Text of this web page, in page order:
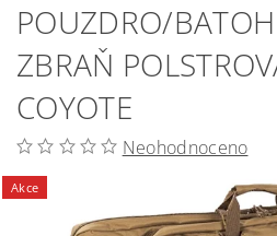
POUZDRO/
ZBRAŇ
COYOTE
Neohodnoceno
Akce